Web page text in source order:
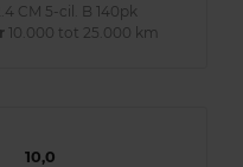
CM 5-cil. B 140pk
10.000 tot 25.000 km
10,0